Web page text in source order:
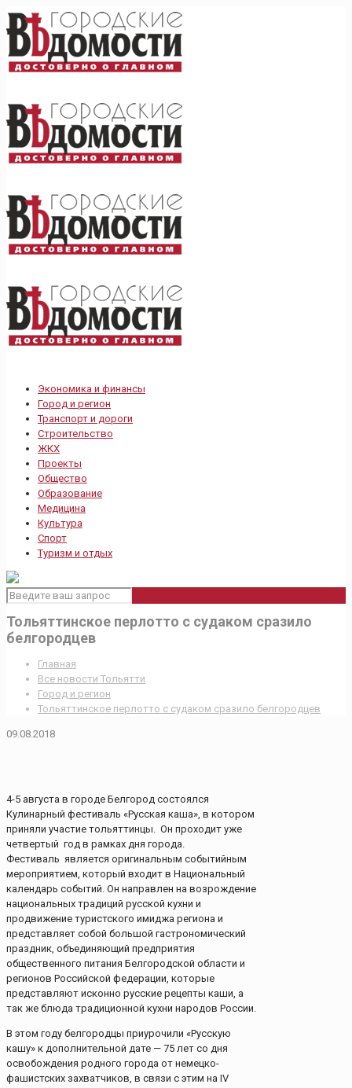
Экономика и финансы
Город и регион
Транспорт и дороги
Строительство
ЖКХ
Проекты
Общество
Образование
Медицина
Культура
Спорт
Туризм и отдых
Тольяттинское перлотто с судаком сразило
белгородцев
Главная
Все новости Тольятти
Город и регион
Тольяттинское перлотто с судаком сразило белгородцев
09.08.2018
4-5 августа в городе Белгород состоялся
Кулинарный фестиваль «Русская каша», в котором
приняли участие тольяттинцы. Он проходит уже
четвертый год в рамках дня города.
Фестиваль является оригинальным событийным
мероприятием, который входит в Национальный
календарь событий. Он направлен на возрождение
национальных традиций русской кухни и
продвижение туристского имиджа региона и
представляет собой большой гастрономический
праздник, объединяющий предприятия
общественного питания Белгородской области и
регионов Российской федерации, которые
представляют исконно русские рецепты каши, а
так же блюда традиционной кухни народов России.
В этом году белгородцы приурочили «Русскую
кашу» к дополнительной дате — 75 лет со дня
освобождения родного города от немецко-
фашистских захватчиков, в связи с этим на IV